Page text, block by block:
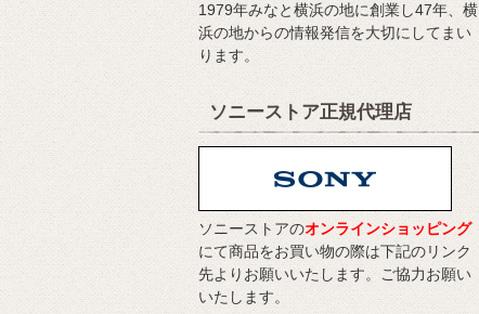
1979年みなと横浜の地に創業し47年、横
浜の地からの情報発信を大切にしてまい
ります。
ソニーストア正規代理店
ソニーストアのオンラインショッピング
にて商品をお買い物の際は下記のリンク
先よりお願いいたします。ご協力お願い
いたします。